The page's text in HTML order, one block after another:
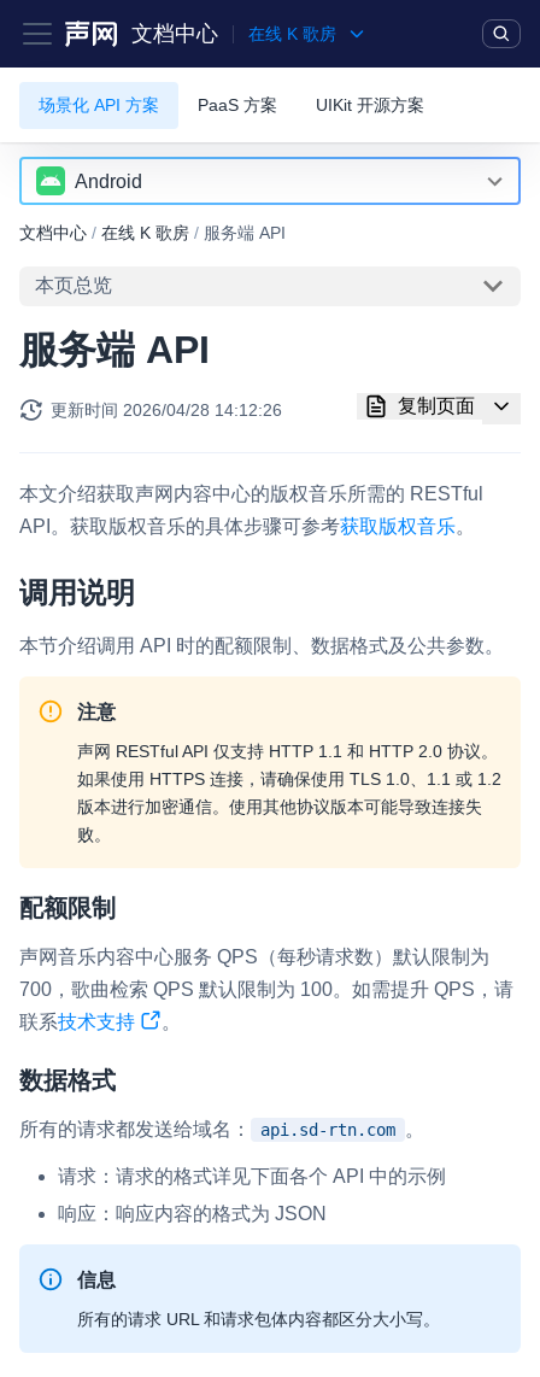
文档中心 在线 K 歌房
产品 解决方案 通用文档 Legacy 文档
实时互动基础能力
对话式 AI 引擎 NEW
突破传统文字交互模式，与 AI 进行高拟真、自然流畅的实时语
音对话
实时互动 HOT
扩展性和更优秀的互动效果
一整套低延时、高并发、可扩展、高可靠的实时消息及状态同步
解决方案
一整套高可靠、低时延、高并发、安全、全球化的即时聊天云服
融合 CDN 直播
对接国内外多家 CDN 供应商，提供一个整体播放体验最佳的
媒体流加速
为智能硬件提供优质的媒体流传输，实现人与人、人与物、物与
物的实时互动连接
实时转录翻译
快速实现实时的语音转写功能
快速实现多人实时互动白板协作
微呼叫 NEW
Status Page
集中展示声网主要产品及服务的综合服务质量及可用性信息
对实时音频和视频画面进行风险识别，并联动回调和业务处置流
程
场景化 API 方案 PaaS 方案 UIKit 开源方案
Android
Android
iOS
文档中心 / 在线 K 歌房 / 服务端 API
本页总览
服务端 API
更新时间 2026/04/28 14:12:26 复制页面
本文介绍获取声网内容中心的版权音乐所需的 RESTful
API。获取版权音乐的具体步骤可参考获取版权音乐。
调用说明
本节介绍调用 API 时的配额限制、数据格式及公共参数。
注意
声网 RESTful API 仅支持 HTTP 1.1 和 HTTP 2.0 协议。
如果使用 HTTPS 连接，请确保使用 TLS 1.0、1.1 或 1.2
版本进行加密通信。使用其他协议版本可能导致连接失
败。
配额限制
声网音乐内容中心服务 QPS（每秒请求数）默认限制为
700，歌曲检索 QPS 默认限制为 100。如需提升 QPS，请
联系技术支持 。
数据格式
所有的请求都发送给域名： api.sd-rtn.com 。
请求：请求的格式详见下面各个 API 中的示例
响应：响应内容的格式为 JSON
信息
所有的请求 URL 和请求包体内容都区分大小写。